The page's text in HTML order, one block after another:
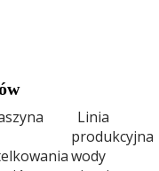
Linia
produkcyjna
wody